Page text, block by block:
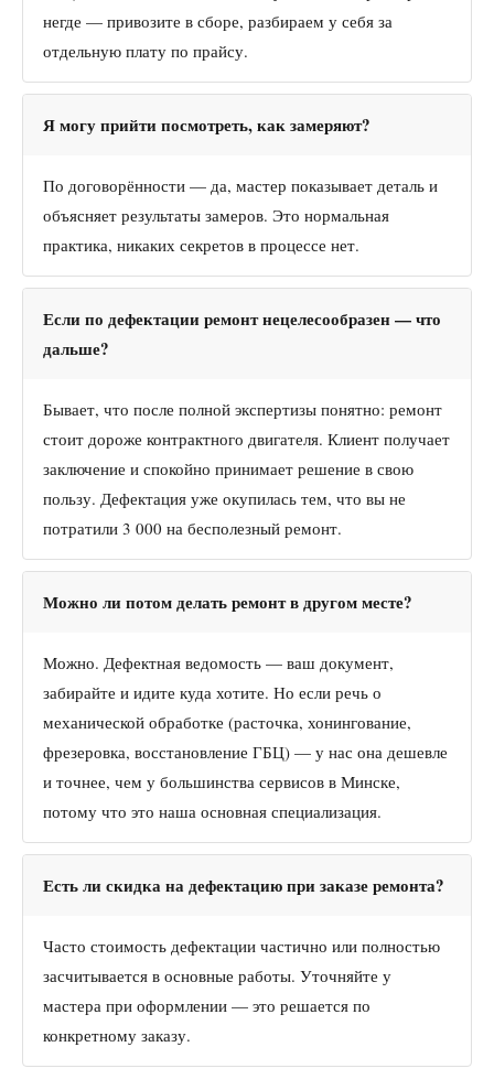
негде — привозите в сборе, разбираем у себя за
отдельную плату по прайсу.
Я могу прийти посмотреть, как замеряют?
По договорённости — да, мастер показывает деталь и
объясняет результаты замеров. Это нормальная
практика, никаких секретов в процессе нет.
Если по дефектации ремонт нецелесообразен — что
дальше?
Бывает, что после полной экспертизы понятно: ремонт
стоит дороже контрактного двигателя. Клиент получает
заключение и спокойно принимает решение в свою
пользу. Дефектация уже окупилась тем, что вы не
потратили 3 000 на бесполезный ремонт.
Можно ли потом делать ремонт в другом месте?
Можно. Дефектная ведомость — ваш документ,
забирайте и идите куда хотите. Но если речь о
механической обработке (расточка, хонингование,
фрезеровка, восстановление ГБЦ) — у нас она дешевле
и точнее, чем у большинства сервисов в Минске,
потому что это наша основная специализация.
Есть ли скидка на дефектацию при заказе ремонта?
Часто стоимость дефектации частично или полностью
засчитывается в основные работы. Уточняйте у
мастера при оформлении — это решается по
конкретному заказу.